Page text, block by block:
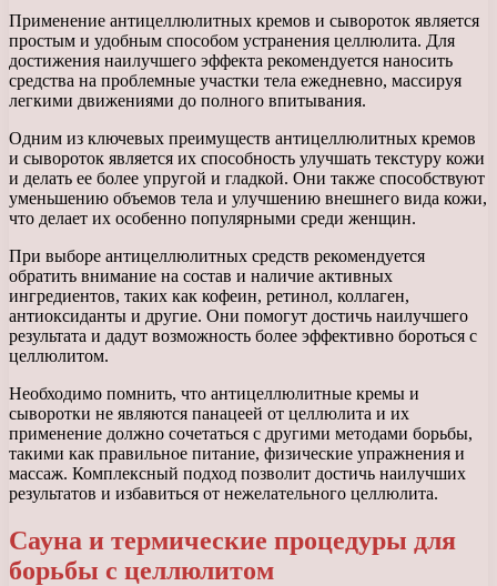
Применение антицеллюлитных кремов и сывороток является
простым и удобным способом устранения целлюлита. Для
достижения наилучшего эффекта рекомендуется наносить
средства на проблемные участки тела ежедневно, массируя
легкими движениями до полного впитывания.
Одним из ключевых преимуществ антицеллюлитных кремов
и сывороток является их способность улучшать текстуру кожи
и делать ее более упругой и гладкой. Они также способствуют
уменьшению объемов тела и улучшению внешнего вида кожи,
что делает их особенно популярными среди женщин.
При выборе антицеллюлитных средств рекомендуется
обратить внимание на состав и наличие активных
ингредиентов, таких как кофеин, ретинол, коллаген,
антиоксиданты и другие. Они помогут достичь наилучшего
результата и дадут возможность более эффективно бороться с
целлюлитом.
Необходимо помнить, что антицеллюлитные кремы и
сыворотки не являются панацеей от целлюлита и их
применение должно сочетаться с другими методами борьбы,
такими как правильное питание, физические упражнения и
массаж. Комплексный подход позволит достичь наилучших
результатов и избавиться от нежелательного целлюлита.
Сауна и термические процедуры для
борьбы с целлюлитом